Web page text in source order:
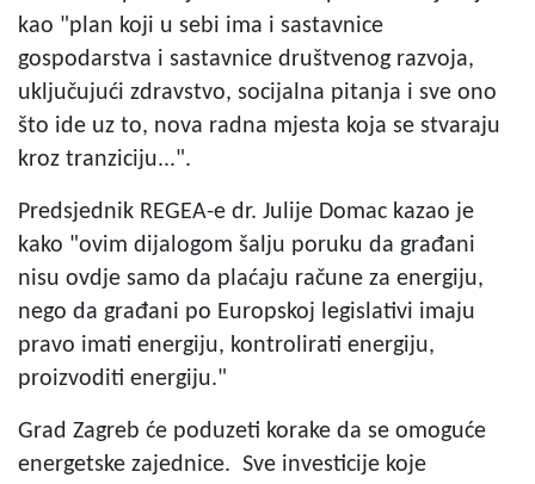
kao "plan koji u sebi ima i sastavnice
gospodarstva i sastavnice društvenog razvoja,
uključujući zdravstvo, socijalna pitanja i sve ono
što ide uz to, nova radna mjesta koja se stvaraju
kroz tranziciju...".
Predsjednik REGEA-e dr. Julije Domac kazao je
kako "ovim dijalogom šalju poruku da građani
nisu ovdje samo da plaćaju račune za energiju,
nego da građani po Europskoj legislativi imaju
pravo imati energiju, kontrolirati energiju,
proizvoditi energiju."
Grad Zagreb će poduzeti korake da se omoguće
energetske zajednice. Sve investicije koje